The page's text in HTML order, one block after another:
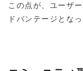
この点が、ユーザ
ドバンテージとな